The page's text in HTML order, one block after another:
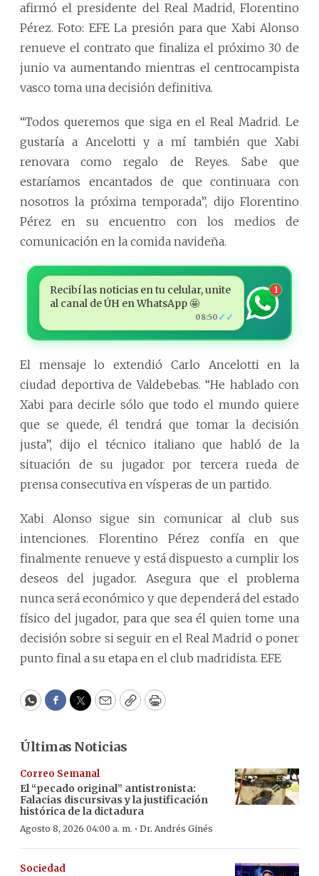
afirmó el presidente del Real Madrid, Florentino
Pérez. Foto: EFE La presión para que Xabi Alonso
renueve el contrato que finaliza el próximo 30 de
junio va aumentando mientras el centrocampista
vasco toma una decisión definitiva.
“Todos queremos que siga en el Real Madrid. Le
gustaría a Ancelotti y a mí también que Xabi
renovara como regalo de Reyes. Sabe que
estaríamos encantados de que continuara con
nosotros la próxima temporada”, dijo Florentino
Pérez en su encuentro con los medios de
comunicación en la comida navideña.
Recibí las noticias en tu celular, unite
al canal de ÚH en WhatsApp 🤩
08:50 ✓✓
1
El mensaje lo extendió Carlo Ancelotti en la
ciudad deportiva de Valdebebas. “He hablado con
Xabi para decirle sólo que todo el mundo quiere
que se quede, él tendrá que tomar la decisión
justa”, dijo el técnico italiano que habló de la
situación de su jugador por tercera rueda de
prensa consecutiva en vísperas de un partido.
Xabi Alonso sigue sin comunicar al club sus
intenciones. Florentino Pérez confía en que
finalmente renueve y está dispuesto a cumplir los
deseos del jugador. Asegura que el problema
nunca será económico y que dependerá del estado
físico del jugador, para que sea él quien tome una
decisión sobre si seguir en el Real Madrid o poner
punto final a su etapa en el club madridista. EFE
WhatsApp
Facebook
Twitter
EmailCopyPrint
Últimas Noticias
Correo Semanal
El “pecado original” antistronista:
Falacias discursivas y la justificación
histórica de la dictadura
Agosto 8, 2026 04:00 a. m. · Dr. Andrés Ginés
Sociedad